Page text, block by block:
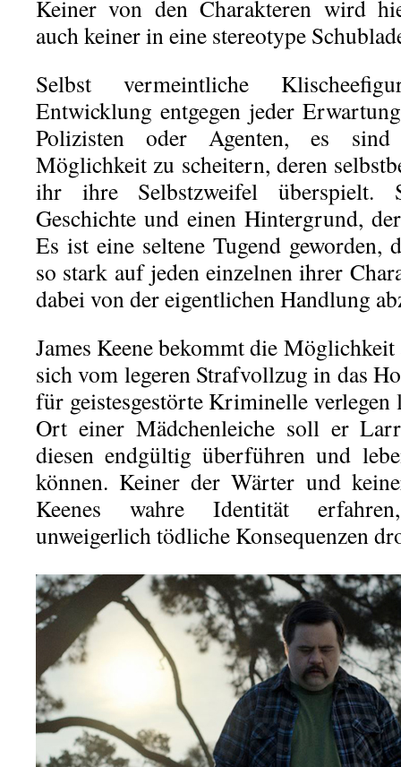
Keiner von den Charakteren wird
auch keiner in eine stereotype
Selbst vermeintliche
Entwicklung entgegen jeder
Polizisten oder Agenten, es
Möglichkeit zu scheitern, deren
ihr ihre Selbstzweifel überspielt.
Geschichte und einen Hintergrund,
Es ist eine seltene Tugend geworden,
so stark auf jeden einzelnen ihrer
dabei von der eigentlichen Handlung
James Keene bekommt die
sich vom legeren Strafvollzug in das
für geistesgestörte Kriminelle verlegen
Ort einer Mädchenleiche soll er
diesen endgültig überführen und
können. Keiner der Wärter und
Keenes wahre Identität
unweigerlich tödliche Konsequenzen